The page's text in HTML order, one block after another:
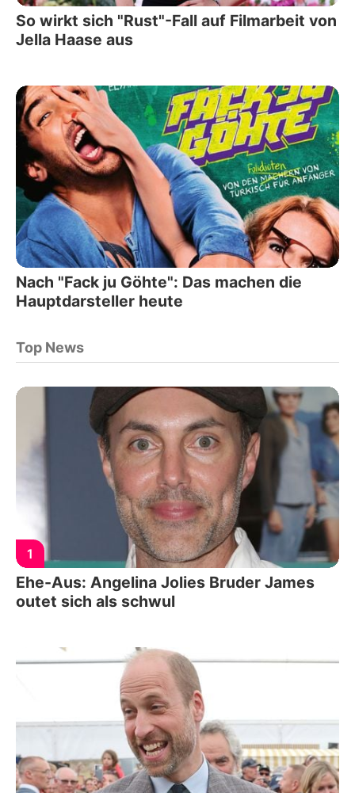
So wirkt sich "Rust"-Fall auf Filmarbeit von
Jella Haase aus
Nach "Fack ju Göhte": Das machen die
Hauptdarsteller heute
Top News
1
Ehe-Aus: Angelina Jolies Bruder James
outet sich als schwul